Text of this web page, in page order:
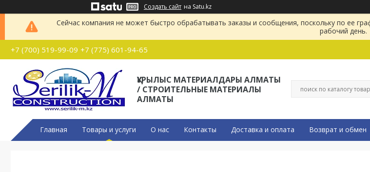
Создать сайт на Satu.kz
Сейчас компания не может быстро обрабатывать заказы и сообщения, поскольку по ее
рабочий день.
+7 (700) 519-99-09 +7 (775) 601-94-65
ҚҰРЫЛЫС МАТЕРИАЛДАРЫ АЛМАТЫ
/ СТРОИТЕЛЬНЫЕ МАТЕРИАЛЫ
АЛМАТЫ
Главная Товары и услуги О нас Контакты Доставка и оплата Возврат и обмен